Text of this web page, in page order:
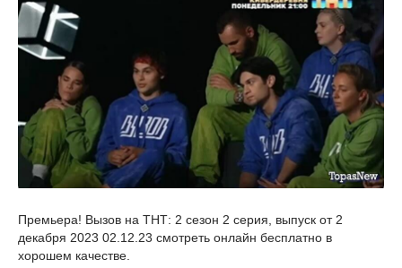
Премьера! Вызов на ТНТ: 2 сезон 2 серия, выпуск от 2
декабря 2023 02.12.23 смотреть онлайн бесплатно в
хорошем качестве.